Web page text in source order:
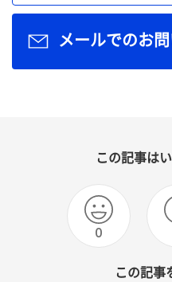
メールでのお
この記事は
0
この記事